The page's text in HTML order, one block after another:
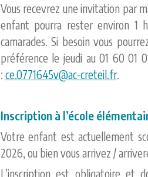
Vous recevrez une invitation par
enfant pourra rester environ 1
camarades. Si besoin vous
préférence le jeudi au 01 60 01
: ce.0771645v@ac-creteil.fr.
Inscription à l’école
Votre enfant est actuellement
2026, ou bien vous arrivez /
L’inscription est obligatoire